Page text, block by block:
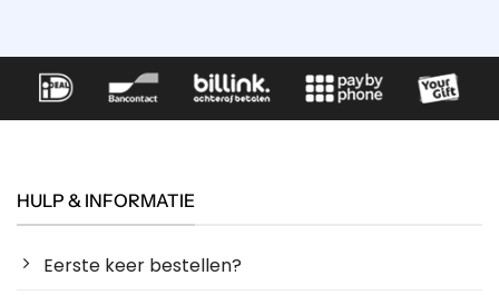
HULP & INFORMATIE
Eerste keer bestellen?